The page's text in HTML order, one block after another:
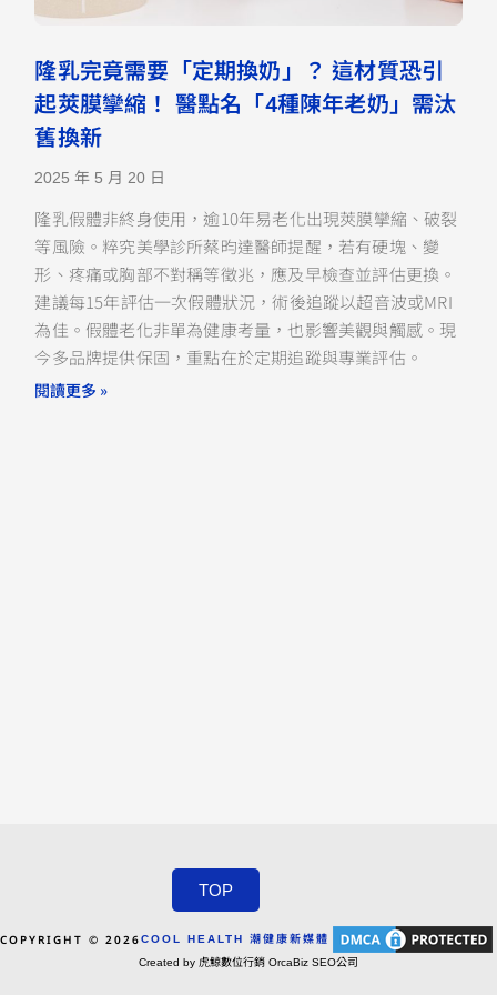
隆乳完竟需要「定期換奶」？ 這材質恐引
起莢膜攣縮！ 醫點名「4種陳年老奶」需汰
舊換新
2025 年 5 月 20 日
隆乳假體非終身使用，逾10年易老化出現莢膜攣縮、破裂
等風險。粹究美學診所蔡昀達醫師提醒，若有硬塊、變
形、疼痛或胸部不對稱等徵兆，應及早檢查並評估更換。
建議每15年評估一次假體狀況，術後追蹤以超音波或MRI
為佳。假體老化非單為健康考量，也影響美觀與觸感。現
今多品牌提供保固，重點在於定期追蹤與專業評估。
閱讀更多 »
TOP
COPYRIGHT © 2026COOL HEALTH 潮健康新媒體
Created by 虎鯨數位行銷 OrcaBiz SEO公司